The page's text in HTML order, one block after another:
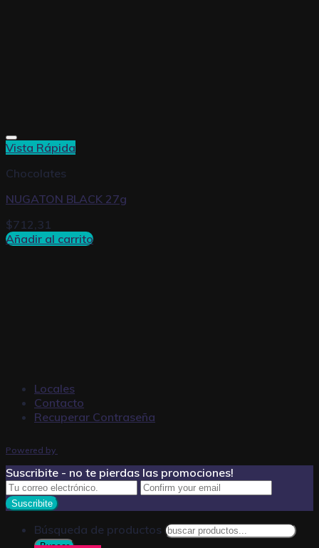
Vista Rápida
Chocolates
NUGATON BLACK 27g
$712,31
Añadir al carrito
Locales
Contacto
Recuperar Contraseña
Powered by
Suscribite - no te pierdas las promociones!
Búsqueda de productos